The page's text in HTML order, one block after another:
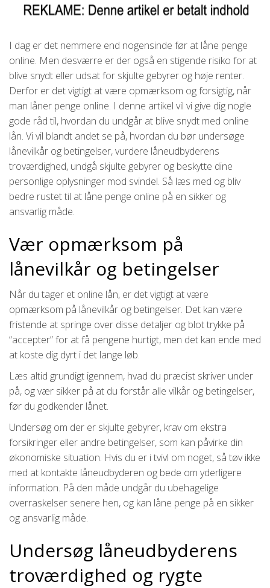
I dag er det nemmere end nogensinde før at låne penge
online. Men desværre er der også en stigende risiko for at
blive snydt eller udsat for skjulte gebyrer og høje renter.
Derfor er det vigtigt at være opmærksom og forsigtig, når
man låner penge online. I denne artikel vil vi give dig nogle
gode råd til, hvordan du undgår at blive snydt med online
lån. Vi vil blandt andet se på, hvordan du bør undersøge
lånevilkår og betingelser, vurdere låneudbyderens
troværdighed, undgå skjulte gebyrer og beskytte dine
personlige oplysninger mod svindel. Så læs med og bliv
bedre rustet til at låne penge online på en sikker og
ansvarlig måde.
Vær opmærksom på
lånevilkår og betingelser
Når du tager et online lån, er det vigtigt at være
opmærksom på lånevilkår og betingelser. Det kan være
fristende at springe over disse detaljer og blot trykke på
“accepter” for at få pengene hurtigt, men det kan ende med
at koste dig dyrt i det lange løb.
Læs altid grundigt igennem, hvad du præcist skriver under
på, og vær sikker på at du forstår alle vilkår og betingelser,
før du godkender lånet.
Undersøg om der er skjulte gebyrer, krav om ekstra
forsikringer eller andre betingelser, som kan påvirke din
økonomiske situation. Hvis du er i tvivl om noget, så tøv ikke
med at kontakte låneudbyderen og bede om yderligere
information. På den måde undgår du ubehagelige
overraskelser senere hen, og kan låne penge på en sikker
og ansvarlig måde.
Undersøg låneudbyderens
troværdighed og rygte